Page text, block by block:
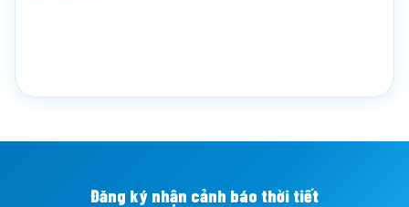
Đăng ký nhận cảnh báo thời tiết